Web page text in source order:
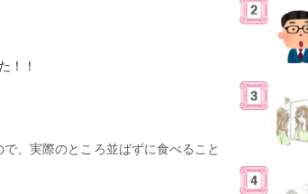
！！
、実際のところ並ばずに食べること